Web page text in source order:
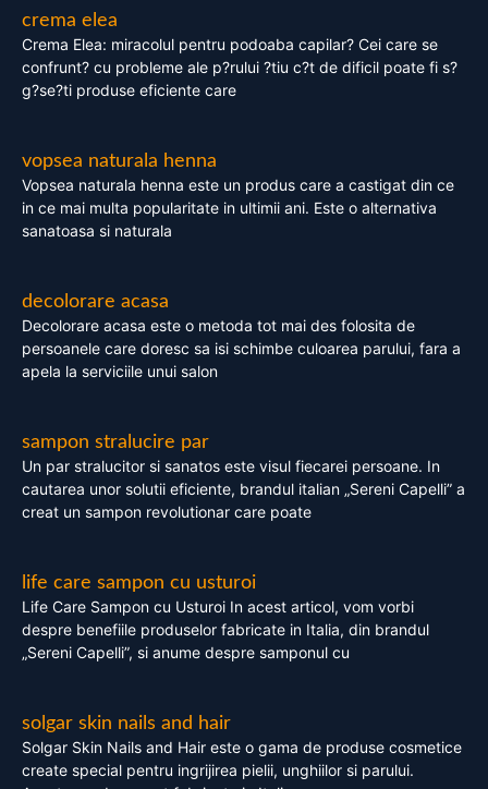
crema elea
Crema Elea: miracolul pentru podoaba capilar? Cei care se
confrunt? cu probleme ale p?rului ?tiu c?t de dificil poate fi s?
g?se?ti produse eficiente care
vopsea naturala henna
Vopsea naturala henna este un produs care a castigat din ce
in ce mai multa popularitate in ultimii ani. Este o alternativa
sanatoasa si naturala
decolorare acasa
Decolorare acasa este o metoda tot mai des folosita de
persoanele care doresc sa isi schimbe culoarea parului, fara a
apela la serviciile unui salon
sampon stralucire par
Un par stralucitor si sanatos este visul fiecarei persoane. In
cautarea unor solutii eficiente, brandul italian „Sereni Capelli” a
creat un sampon revolutionar care poate
life care sampon cu usturoi
Life Care Sampon cu Usturoi In acest articol, vom vorbi
despre benefiile produselor fabricate in Italia, din brandul
„Sereni Capelli”, si anume despre samponul cu
solgar skin nails and hair
Solgar Skin Nails and Hair este o gama de produse cosmetice
create special pentru ingrijirea pielii, unghiilor si parului.